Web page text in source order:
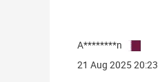
A********n
21 Aug 2025 20:23